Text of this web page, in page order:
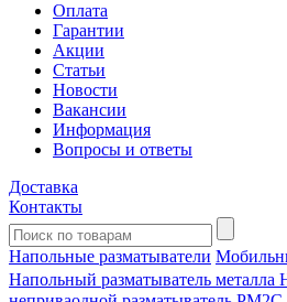
Оплата
Гарантии
Акции
Статьи
Новости
Вакансии
Информация
Вопросы и ответы
Доставка
Контакты
Напольные разматыватели
Напольный разматыватель металла